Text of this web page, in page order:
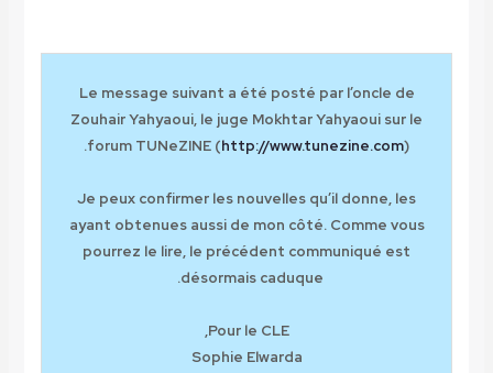
Le message suivant a été posté par l’oncle de
Zouhair Yahyaoui, le juge Mokhtar Yahyaoui sur le
forum TUNeZINE (http://www.tunezine.com).
Je peux confirmer les nouvelles qu’il donne, les
ayant obtenues aussi de mon côté. Comme vous
pourrez le lire, le précédent communiqué est
désormais caduque.
Pour le CLE,
Sophie Elwarda